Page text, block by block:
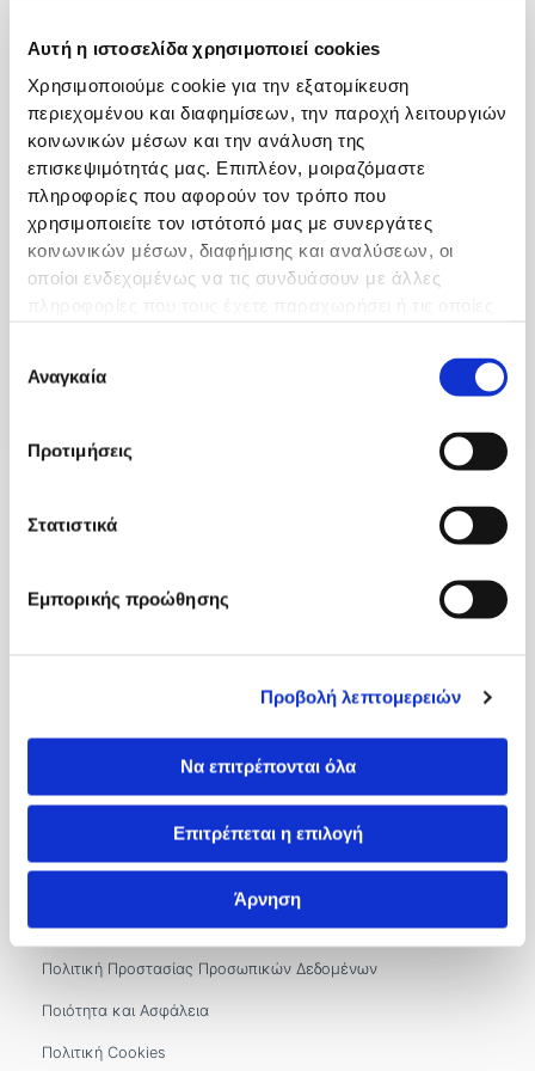
Αυτή η ιστοσελίδα χρησιμοποιεί cookies
Χρησιμοποιούμε cookie για την εξατομίκευση
περιεχομένου και διαφημίσεων, την παροχή λειτουργιών
κοινωνικών μέσων και την ανάλυση της
επισκεψιμότητάς μας. Επιπλέον, μοιραζόμαστε
πληροφορίες που αφορούν τον τρόπο που
χρησιμοποιείτε τον ιστότοπό μας με συνεργάτες
κοινωνικών μέσων, διαφήμισης και αναλύσεων, οι
οποίοι ενδεχομένως να τις συνδυάσουν με άλλες
συγκατάθεσης
Αναγκαία
Προτιμήσεις
Στατιστικά
Εμπορικής προώθησης
Προβολή λεπτομερειών
Να επιτρέπονται όλα
Επιτρέπεται η επιλογή
Άρνηση
ΔΕΡΜΑΤΟΛΟΓΟΣ
Γενικές Πληροφορίες
Σχετικά με Εμάς
Ιατροί
2310 966100&2310 966302&2310 966300
info.kyanous@imitheamg.gr
Αρ. Γ.Ε.ΜΗ.: 183786001000
Πολιτική Προστασίας Προσωπικών Δεδομένων
Ποιότητα και Ασφάλεια
Πολιτική Cookies